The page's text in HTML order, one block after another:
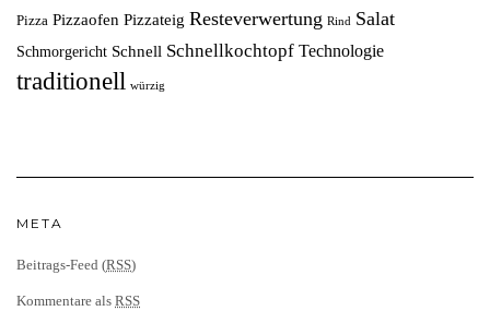
Pizza Pizzaofen Pizzateig Resteverwertung Rind Salat
Schmorgericht Schnell Schnellkochtopf Technologie
traditionell würzig
META
Beitrags-Feed (RSS)
Kommentare als RSS